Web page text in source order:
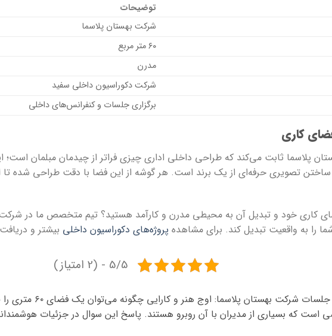
توضیحات
شرکت بهستان پلاسما
۶۰ متر مربع
مدرن
شرکت دکوراسیون داخلی سفید
برگزاری جلسات و کنفرانس‌های داخلی
کاری
پلاسما ثابت می‌کند که طراحی داخلی اداری چیزی فراتر از چیدمان مبلمان است؛
ساختن تصویری حرفه‌ای از یک برند است. هر گوشه از این فضا با دقت طراحی شده
کاری خود و تبدیل آن به محیطی مدرن و کارآمد هستید؟ تیم متخصص ما در
را به واقعیت تبدیل کند. برای مشاهده پروژه‌های دکوراسیون داخلی بیشتر و
5/5 - (2 امتیاز)
طراحی پروژه ۶۰
است که بسیاری از مدیران با آن روبرو هستند. پاسخ این سوال در جزئیات